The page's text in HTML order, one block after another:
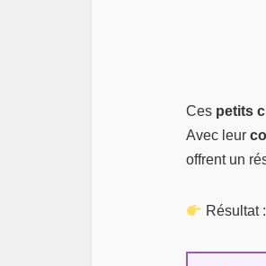
Ces petits
Avec leur
offrent un
Résultat